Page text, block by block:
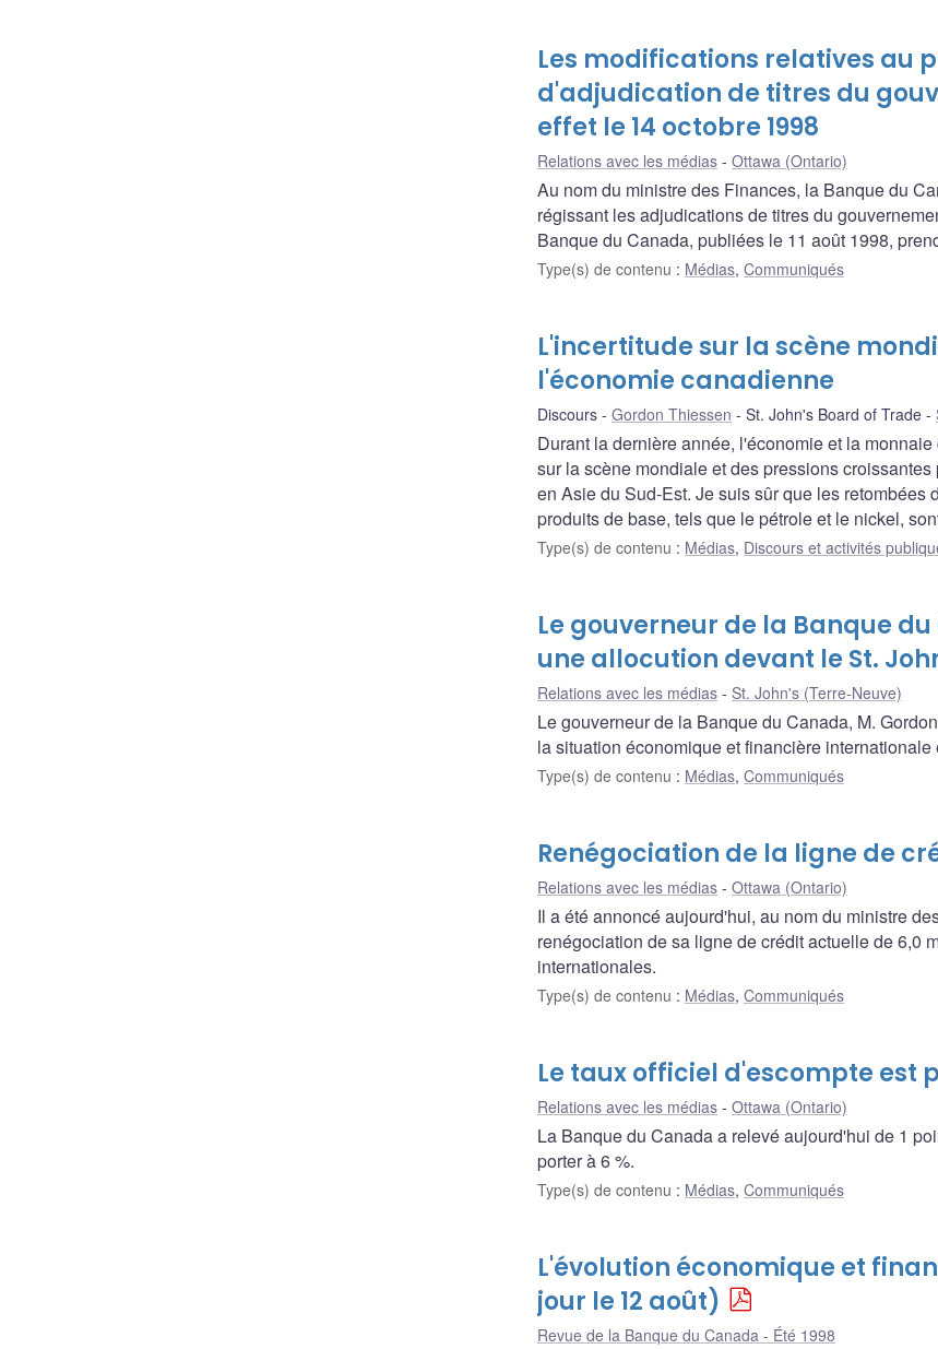
Les modifications relatives au
d'adjudication de titres du
effet le 14 octobre 1998
Relations avec les médias Ottawa (Ontario)
Au nom du ministre des Finances, la Banque du
régissant les adjudications de titres du
Banque du Canada, publiées le 11 août 1998,
Type(s) de contenu : Médias, Communiqués
L'incertitude sur la scène
l'économie canadienne
Discours Gordon Thiessen St. John's Board of Trade
Durant la dernière année, l'économie et la
sur la scène mondiale et des pressions
en Asie du Sud-Est. Je suis sûr que les
produits de base, tels que le pétrole et le nickel,
Type(s) de contenu : Médias, Discours et activités
Le gouverneur de la Banque
une allocution devant le St.
Relations avec les médias St. John's (Terre-Neuve)
Le gouverneur de la Banque du Canada, M.
la situation économique et financière
Type(s) de contenu : Médias, Communiqués
Renégociation de la ligne de
Relations avec les médias Ottawa (Ontario)
Il a été annoncé aujourd'hui, au nom du ministre
renégociation de sa ligne de crédit actuelle de 6,0
internationales.
Type(s) de contenu : Médias, Communiqués
Le taux officiel d'escompte est
Relations avec les médias Ottawa (Ontario)
La Banque du Canada a relevé aujourd'hui de 1
porter à 6 %.
Type(s) de contenu : Médias, Communiqués
L'évolution économique et
jour le 12 août)
Revue de la Banque du Canada - Été 1998